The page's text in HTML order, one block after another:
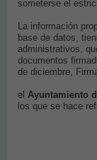
someterse el
La información
base de datos,
administrativos,
documentos
de diciembre,
el Ayuntamiento
los que se hace